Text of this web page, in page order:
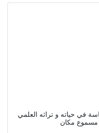
في حياته و تراثه العلمي
مسموع مكان